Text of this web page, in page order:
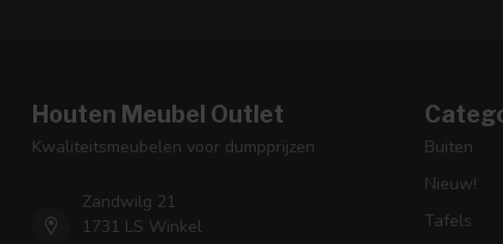
Houten Meubel Outlet
Kwaliteitsmeubelen voor dumpprijzen
Zandwilg 21
1731 LS Winkel
Buiten
Nieuw!
Tafels